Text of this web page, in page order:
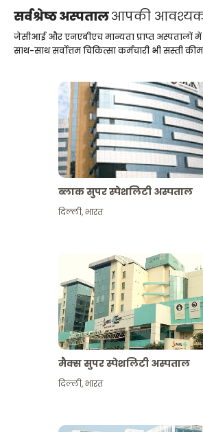
सर्वश्रेष्ठ अस्पतालआपकी
जेसीआई और एनएबीएच मान्यता प्राप्त अस्पतालों
साथ-साथ सर्वोत्तम चिकित्सा कर्मचारी भी सस्ती
ब्लाक सुपर स्पेशलिटी अस्पताल
दिल्ली,भारत
मैक्स सुपर स्पेशलिटी अस्पताल
दिल्ली,भारत